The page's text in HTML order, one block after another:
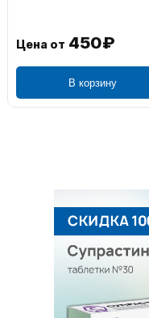
Цена от 450₽
В корзину